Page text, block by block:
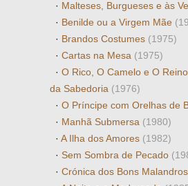
· Malteses, Burgueses e às
· Benilde ou a Virgem Mãe
· Brandos Costumes (1975)
· Cartas na Mesa (1975)
· O Rico, O Camelo e O
da Sabedoria (1976)
· O Príncipe com Orelhas de
· Manhã Submersa (1980)
· A Ilha dos Amores (1982)
· Sem Sombra de Pecado
· Crónica dos Bons Malandros